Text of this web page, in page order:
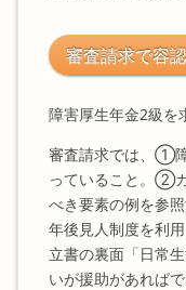
審査請求で容
障害厚生年金2級を
審査請求では、①
っていること。②
べき要素の例を参
年後見人制度を利
立書の裏面「日常
いが援助があれば